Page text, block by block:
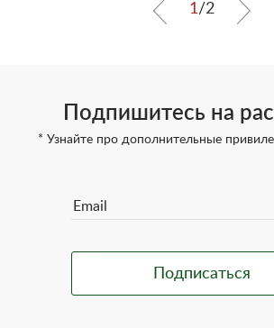
1/2
Подпишитесь на
* Узнайте про дополнительные